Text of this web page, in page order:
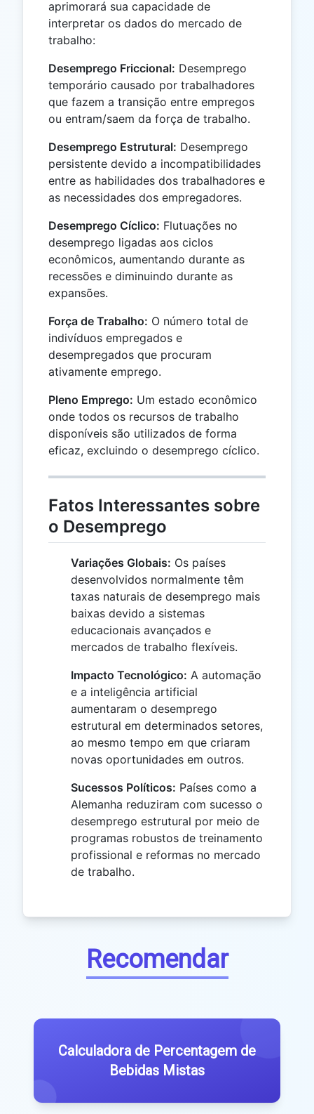
aprimorará sua capacidade de
interpretar os dados do mercado de
trabalho:
Desemprego Friccional: Desemprego
temporário causado por trabalhadores
que fazem a transição entre empregos
ou entram/saem da força de trabalho.
Desemprego Estrutural: Desemprego
persistente devido a incompatibilidades
entre as habilidades dos trabalhadores e
as necessidades dos empregadores.
Desemprego Cíclico: Flutuações no
desemprego ligadas aos ciclos
econômicos, aumentando durante as
recessões e diminuindo durante as
expansões.
Força de Trabalho: O número total de
indivíduos empregados e
desempregados que procuram
ativamente emprego.
Pleno Emprego: Um estado econômico
onde todos os recursos de trabalho
disponíveis são utilizados de forma
eficaz, excluindo o desemprego cíclico.
Fatos Interessantes sobre
o Desemprego
Variações Globais: Os países
desenvolvidos normalmente têm
taxas naturais de desemprego mais
baixas devido a sistemas
educacionais avançados e
mercados de trabalho flexíveis.
Impacto Tecnológico: A automação
e a inteligência artificial
aumentaram o desemprego
estrutural em determinados setores,
ao mesmo tempo em que criaram
novas oportunidades em outros.
Sucessos Políticos: Países como a
Alemanha reduziram com sucesso o
desemprego estrutural por meio de
programas robustos de treinamento
profissional e reformas no mercado
de trabalho.
Recomendar
Calculadora de Percentagem de
Bebidas Mistas